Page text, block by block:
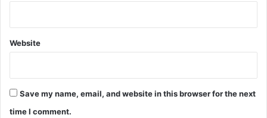
Website
Save my name, email, and website in this browser for the next
time I comment.